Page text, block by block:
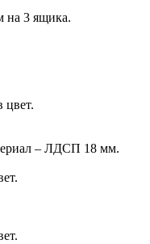
на 3 ящика.
– ЛДСП 18 мм.